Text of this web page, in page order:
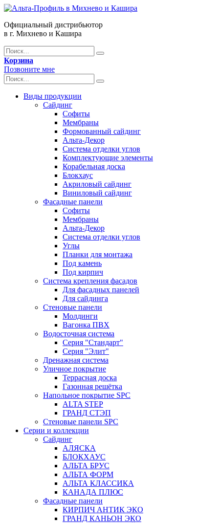
Официальный дистрибьютор
в г. Михнево и Кашира
Корзина
Позвоните мне
Виды продукции
Сайдинг
Софиты
Мембраны
Формованный сайдинг
Альта-Декор
Система отделки углов
Комплектующие элементы
Корабельная доска
Блокхаус
Акриловый сайдинг
Виниловый сайдинг
Фасадные панели
Софиты
Мембраны
Альта-Декор
Система отделки углов
Углы
Планки для монтажа
Под камень
Под кирпич
Система крепления фасадов
Для фасадных панелей
Для сайдинга
Стеновые панели
Молдинги
Вагонка ПВХ
Водосточная система
Серия "Стандарт"
Серия "Элит"
Дренажная система
Уличное покрытие
Террасная доска
Газонная решётка
Напольное покрытие SPC
ALTA STEP
ГРАНД СТЭП
Стеновые панели SPC
Серии и коллекции
Сайдинг
АЛЯСКА
БЛОКХАУС
АЛЬТА БРУС
АЛЬТА ФОРМ
АЛЬТА КЛАССИКА
КАНАДА ПЛЮС
Фасадные панели
КИРПИЧ АНТИК ЭКО
ГРАНД КАНЬОН ЭКО